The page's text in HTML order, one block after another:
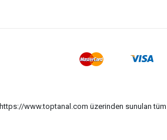
https://www.toptanal.com üzerinden sunulan